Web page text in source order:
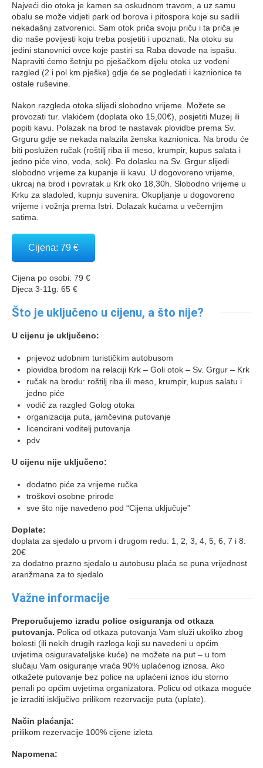
Najveći dio otoka je kamen sa oskudnom travom, a uz samu
obalu se može vidjeti park od borova i pitospora koje su sadili
nekadašnji zatvorenici. Sam otok priča svoju priču i ta priča je
dio naše povijesti koju treba posjetiti i upoznati. Na otoku su
jedini stanovnici ovce koje pastiri sa Raba dovode na ispašu.
Napraviti ćemo šetnju po pješačkom dijelu otoka uz vođeni
razgled (2 i pol km pješke) gdje će se pogledati i kaznionice te
ostale ruševine.
Nakon razgleda otoka slijedi slobodno vrijeme. Možete se
provozati tur. vlakićem (doplata oko 15,00€), posjetiti Muzej ili
popiti kavu. Polazak na brod te nastavak plovidbe prema Sv.
Grguru gdje se nekada nalazila ženska kaznionica. Na brodu će
biti poslužen ručak (roštilj riba ili meso, krumpir, kupus salata i
jedno piće vino, voda, sok). Po dolasku na Sv. Grgur slijedi
slobodno vrijeme za kupanje ili kavu. U dogovoreno vrijeme,
ukrcaj na brod i povratak u Krk oko 18,30h. Slobodno vrijeme u
Krku za sladoled, kupnju suvenira. Okupljanje u dogovoreno
vrijeme i vožnja prema Istri. Dolazak kućama u večernjim
satima.
Cijena: 79 €
Cijena po osobi: 79 €
Djeca 3-11g: 65 €
Što je uključeno u cijenu, a što nije?
U cijenu je uključeno:
prijevoz udobnim turističkim autobusom
plovidba brodom na relaciji Krk – Goli otok – Sv. Grgur – Krk
ručak na brodu: roštilj riba ili meso, krumpir, kupus salatu i
jedno piće
vodič za razgled Golog otoka
organizacija puta, jamčevina putovanje
licencirani voditelj putovanja
pdv
U cijenu nije uključeno:
dodatno piće za vrijeme ručka
troškovi osobne prirode
sve što nije navedeno pod “Cijena uključuje”
Doplate:
doplata za sjedalo u prvom i drugom redu: 1, 2, 3, 4, 5, 6, 7 i 8:
20€
za dodatno prazno sjedalo u autobusu plaća se puna vrijednost
aranžmana za to sjedalo
Važne informacije
Preporučujemo izradu police osiguranja od otkaza
putovanja. Polica od otkaza putovanja Vam služi ukoliko zbog
bolesti (ili nekih drugih razloga koji su navedeni u općim
uvjetima osiguravateljske kuće) ne možete na put – u tom
slučaju Vam osiguranje vraća 90% uplaćenog iznosa. Ako
otkažete putovanje bez police na uplaćeni iznos idu storno
penali po općim uvjetima organizatora. Policu od otkaza moguće
je izraditi isključivo prilikom rezervacije puta (uplate).
Način plaćanja:
prilikom rezervacije 100% cijene izleta
Napomena: